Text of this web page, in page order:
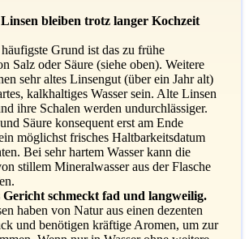
bleiben trotz langer Kochzeit
Grund ist das zu frühe
Salz oder Säure (siehe oben). Weitere
sehr altes Linsengut (über ein Jahr alt)
kalkhaltiges Wasser sein. Alte Linsen
ihre Schalen werden undurchlässiger.
Säure konsequent erst am Ende
möglichst frisches Haltbarkeitsdatum
Bei sehr hartem Wasser kann die
stillem Mineralwasser aus der Flasche
Gericht schmeckt fad und langweilig.
haben von Natur aus einen dezenten
und benötigen kräftige Aromen, um zur